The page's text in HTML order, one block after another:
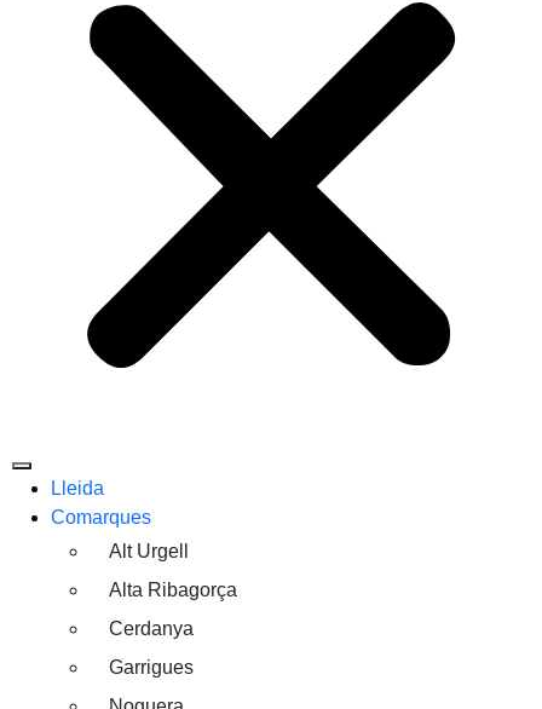
Lleida
Comarques
Alt Urgell
Alta Ribagorça
Cerdanya
Garrigues